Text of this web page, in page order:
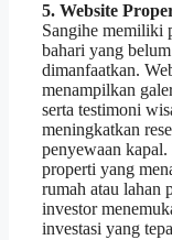
5. Website
Sangihe memiliki
bahari yang
dimanfaatkan.
menampilkan
serta testimoni
meningkatkan
penyewaan
properti yang
rumah atau lahan
investor
investasi yang